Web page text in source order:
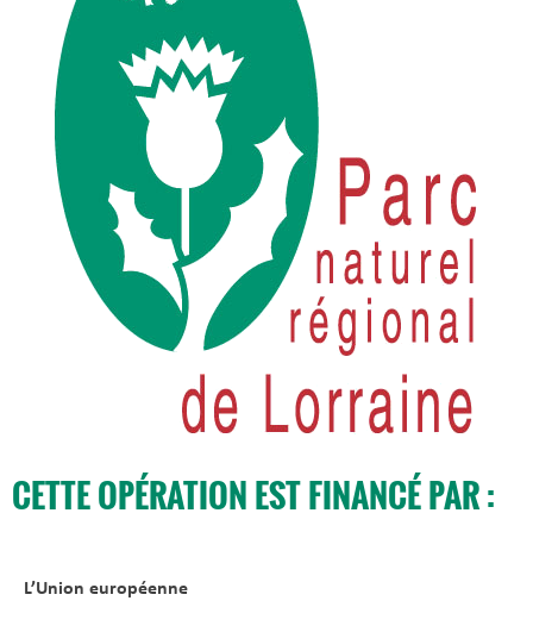
CETTE OPÉRATION EST FINANCÉ PAR :
L’Union européenne